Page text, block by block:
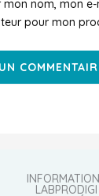
mon nom, mon
pour mon
LABPRODIGI